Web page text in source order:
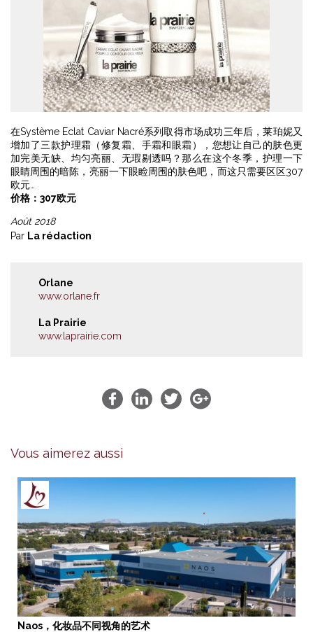
在Système Eclat Caviar Nacré系列取得市场成功三年后，莱珀妮又
增加了三款护理霜（修复霜、手霜和眼霜），您想让自己的肤色更
加完美无缺、均匀亮丽、无瑕剔透吗？那么在这个冬季，护理一下
眼睛周围的暗陈，亮丽一下眼睑周围的肤色吧，而这只需要区区307
欧元…
价格：307欧元
Août 2018
Par La rédaction
Orlane
www.orlane.fr
La Prairie
www.laprairie.com
Vous aimerez aussi
Naos，化妆品不同视角的艺术